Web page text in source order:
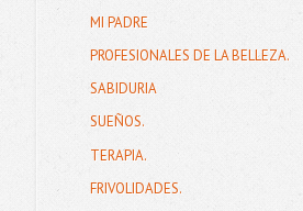
MI PADRE
PROFESIONALES DE LA BELLEZA.
SABIDURIA
SUEÑOS.
TERAPIA.
FRIVOLIDADES.